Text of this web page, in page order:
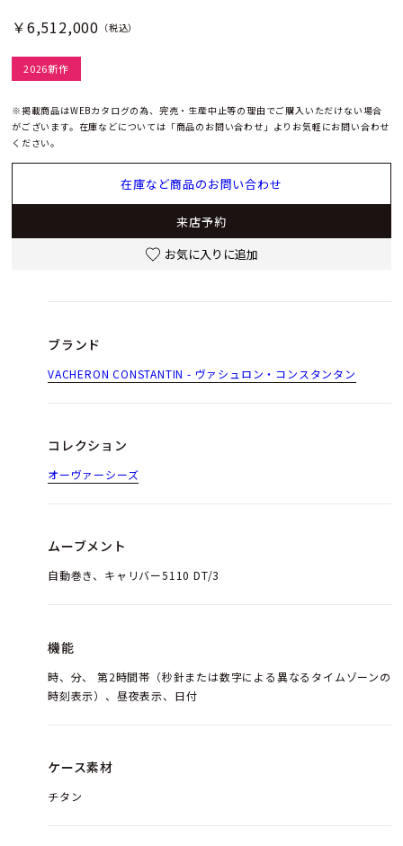
￥6,512,000 （税込）
2026新作
※掲載商品はWEBカタログの為、完売・生産中止等の理由でご購入いただけない場合
がございます。在庫などについては「商品のお問い合わせ」よりお気軽にお問い合わせ
ください。
在庫など商品のお問い合わせ
来店予約
お気に入りに追加
ブランド
VACHERON CONSTANTIN - ヴァシュロン・コンスタンタン
コレクション
オーヴァーシーズ
ムーブメント
自動巻き、キャリバー5110 DT/3
機能
時、分、 第2時間帯（秒針または数字による異なるタイムゾーンの
時刻表示）、昼夜表示、日付
ケース素材
チタン